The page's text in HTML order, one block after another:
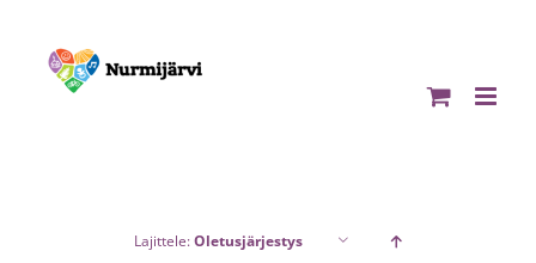
content
Lajittele:Oletusjärjestys